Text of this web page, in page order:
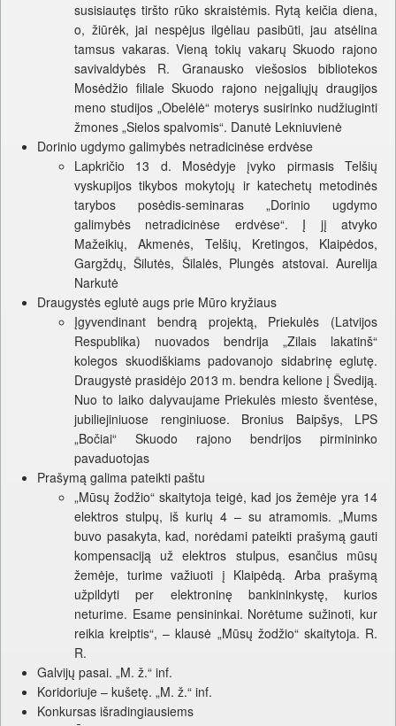
susisiautęs tiršto rūko skraistėmis. Rytą keičia diena,
o, žiūrėk, jai nespėjus ilgėliau pasibūti, jau atsėlina
tamsus vakaras. Vieną tokių vakarų Skuodo rajono
savivaldybės R. Granausko viešosios bibliotekos
Mosėdžio filiale Skuodo rajono neįgaliųjų draugijos
meno studijos „Obelėlė“ moterys susirinko nudžiuginti
žmones „Sielos spalvomis“. Danutė Lekniuvienė
Dorinio ugdymo galimybės netradicinėse erdvėse
Lapkričio 13 d. Mosėdyje įvyko pirmasis Telšių
vyskupijos tikybos mokytojų ir katechetų metodinės
tarybos posėdis-seminaras „Dorinio ugdymo
galimybės netradicinėse erdvėse“. Į jį atvyko
Mažeikių, Akmenės, Telšių, Kretingos, Klaipėdos,
Gargždų, Šilutės, Šilalės, Plungės atstovai. Aurelija
Narkutė
Draugystės eglutė augs prie Mūro kryžiaus
Įgyvendinant bendrą projektą, Priekulės (Latvijos
Respublika) nuovados bendrija „Zilais lakatinš“
kolegos skuodiškiams padovanojo sidabrinę eglutę.
Draugystė prasidėjo 2013 m. bendra kelione į Švediją.
Nuo to laiko dalyvaujame Priekulės miesto šventėse,
jubiliejiniuose renginiuose. Bronius Baipšys, LPS
„Bočiai“ Skuodo rajono bendrijos pirmininko
pavaduotojas
Prašymą galima pateikti paštu
„Mūsų žodžio“ skaitytoja teigė, kad jos žemėje yra 14
elektros stulpų, iš kurių 4 – su atramomis. „Mums
buvo pasakyta, kad, norėdami pateikti prašymą gauti
kompensaciją už elektros stulpus, esančius mūsų
žemėje, turime važiuoti į Klaipėdą. Arba prašymą
užpildyti per elektroninę bankininkystę, kurios
neturime. Esame pensininkai. Norėtume sužinoti, kur
reikia kreiptis“, – klausė „Mūsų žodžio“ skaitytoja. R.
R.
Galvijų pasai. „M. ž.“ inf.
Koridoriuje – kušetę. „M. ž.“ inf.
Konkursas išradingiausiems